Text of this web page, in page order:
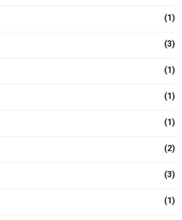
(1)
(3)
(1)
(1)
(1)
(2)
(3)
(1)